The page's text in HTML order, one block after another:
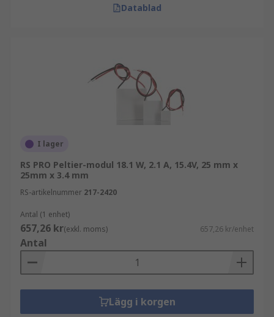
Datablad
I lager
RS PRO Peltier-modul 18.1 W, 2.1 A, 15.4V, 25 mm x
25mm x 3.4 mm
RS-artikelnummer 217-2420
Antal (1 enhet)
657,26 kr(exkl. moms) 657,26 kr/enhet
Antal
Lägg i korgen